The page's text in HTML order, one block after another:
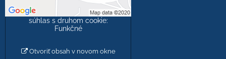
Povoliť a zapamätať -
súhlas s druhom cookie:
Funkčné
Otvoriť obsah v novom okne